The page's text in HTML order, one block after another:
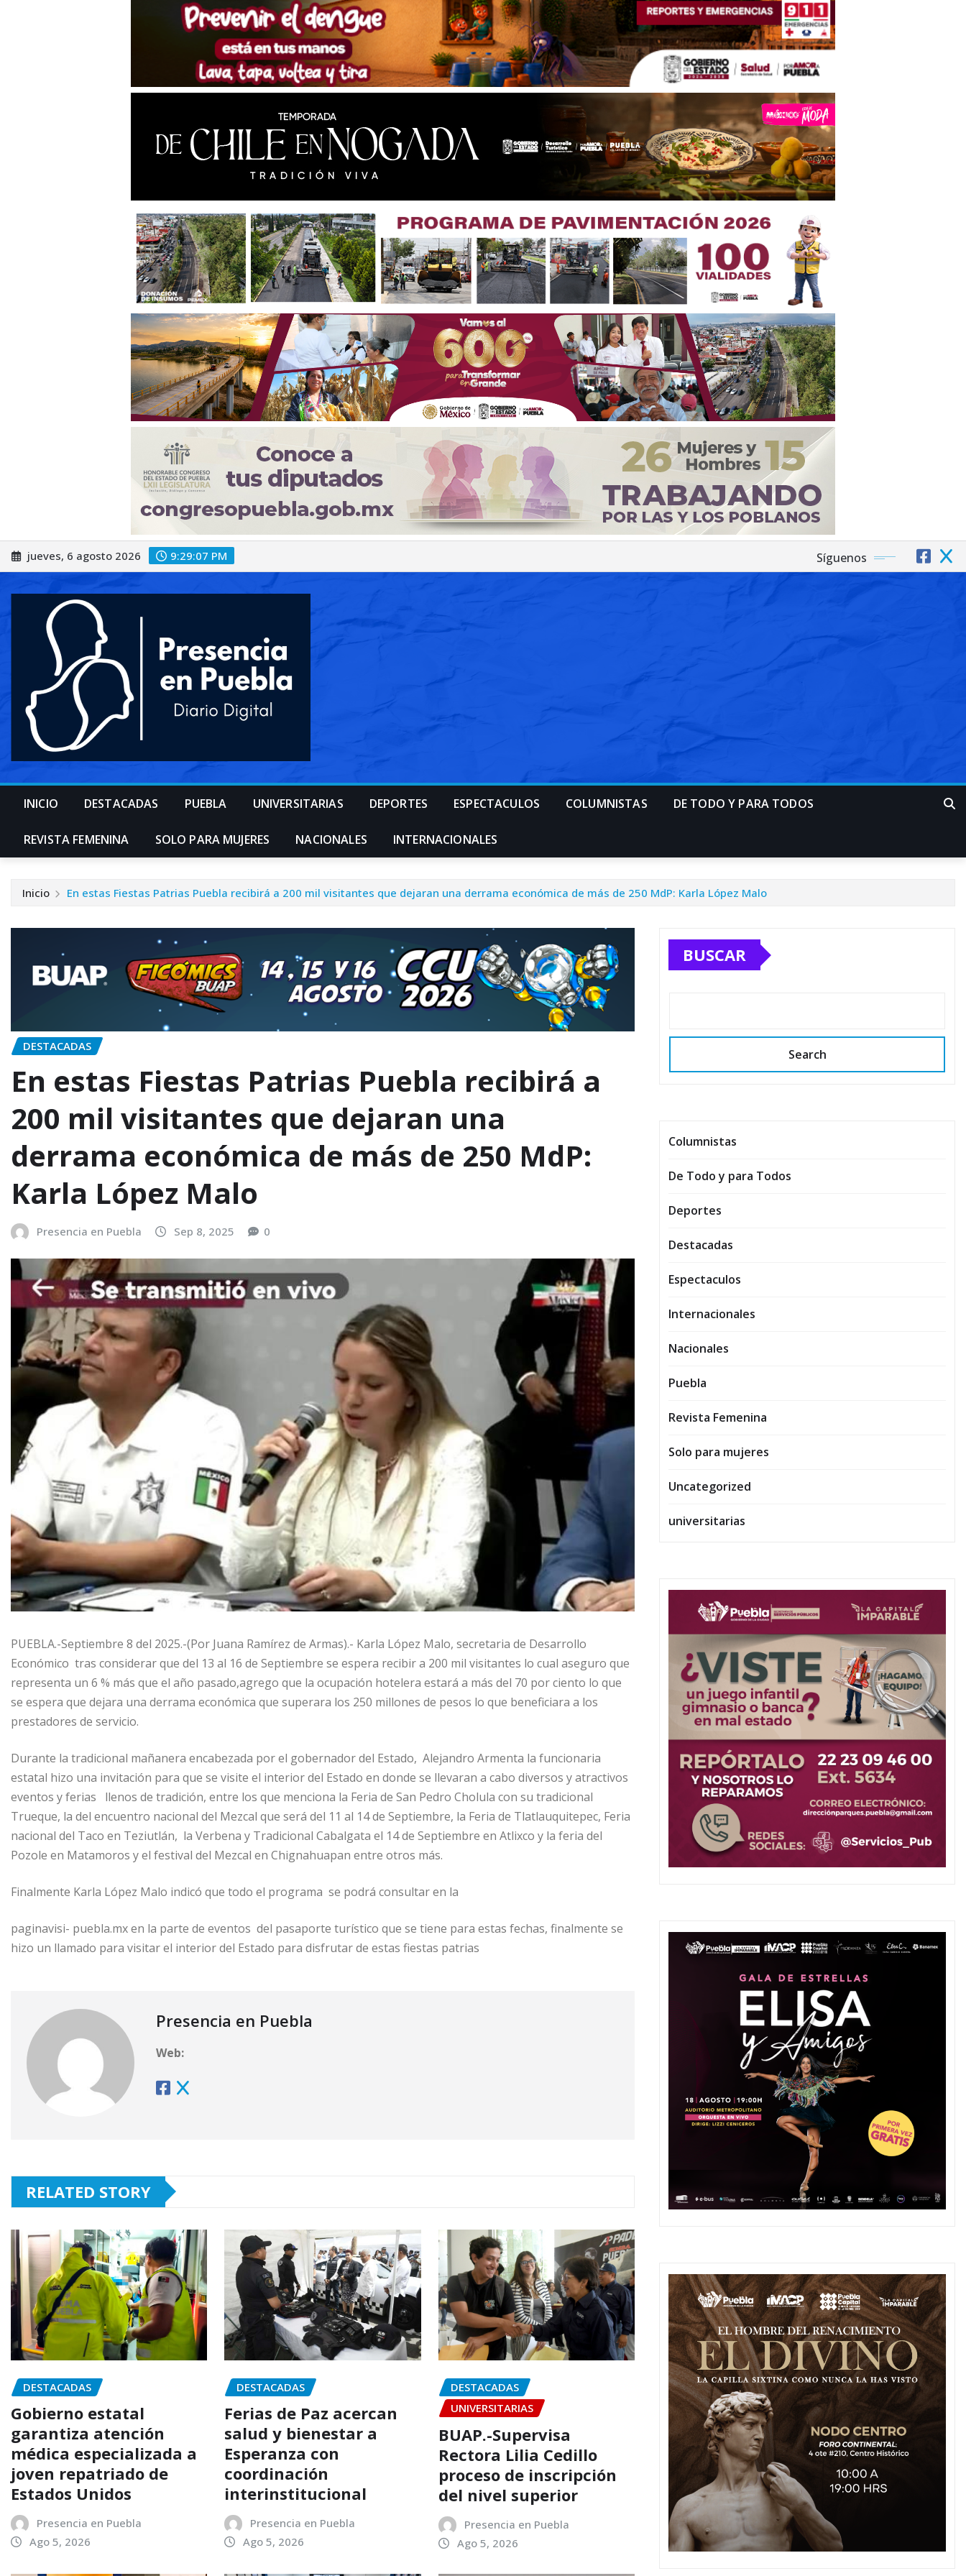
Saltar
al
jueves, 6 agosto 2026 9:29:09 PM Síguenos
INICIO DESTACADAS PUEBLA UNIVERSITARIAS DEPORTES ESPECTACULOS COLUMNISTAS DE TODO Y PARA TODOS
REVISTA FEMENINA SOLO PARA MUJERES NACIONALES INTERNACIONALES
Inicio En estas Fiestas Patrias Puebla recibirá a 200 mil visitantes que dejaran una derrama económica de más de 250 MdP: Karla López Malo
DESTACADAS
En estas Fiestas Patrias Puebla recibirá a
200 mil visitantes que dejaran una
derrama económica de más de 250 MdP:
Karla López Malo
Presencia en Puebla Sep 8, 2025 0
PUEBLA.-Septiembre 8 del 2025.-(Por Juana Ramírez de Armas).- Karla López Malo, secretaria de Desarrollo
Económico tras considerar que del 13 al 16 de Septiembre se espera recibir a 200 mil visitantes lo cual aseguro que
representa un 6 % más que el año pasado,agrego que la ocupación hotelera estará a más del 70 por ciento lo que
se espera que dejara una derrama económica que superara los 250 millones de pesos lo que beneficiara a los
prestadores de servicio.
Durante la tradicional mañanera encabezada por el gobernador del Estado, Alejandro Armenta la funcionaria
estatal hizo una invitación para que se visite el interior del Estado en donde se llevaran a cabo diversos y atractivos
eventos y ferias llenos de tradición, entre los que menciona la Feria de San Pedro Cholula con su tradicional
Trueque, la del encuentro nacional del Mezcal que será del 11 al 14 de Septiembre, la Feria de Tlatlauquitepec, Feria
nacional del Taco en Teziutlán, la Verbena y Tradicional Cabalgata el 14 de Septiembre en Atlixco y la feria del
Pozole en Matamoros y el festival del Mezcal en Chignahuapan entre otros más.
Finalmente Karla López Malo indicó que todo el programa se podrá consultar en la
paginavisi- puebla.mx en la parte de eventos del pasaporte turístico que se tiene para estas fechas, finalmente se
hizo un llamado para visitar el interior del Estado para disfrutar de estas fiestas patrias
Presencia en Puebla
Web:
RELATED STORY
DESTACADAS
Gobierno estatal
garantiza atención
médica especializada a
joven repatriado de
Estados Unidos
Presencia en Puebla
Ago 5, 2026
DESTACADAS
Ferias de Paz acercan
salud y bienestar a
Esperanza con
coordinación
interinstitucional
Presencia en Puebla
Ago 5, 2026
DESTACADAS
UNIVERSITARIAS
BUAP.-Supervisa
Rectora Lilia Cedillo
proceso de inscripción
del nivel superior
Presencia en Puebla
Ago 5, 2026
BUSCAR
Search
Columnistas
De Todo y para Todos
Deportes
Destacadas
Espectaculos
Internacionales
Nacionales
Puebla
Revista Femenina
Solo para mujeres
Uncategorized
universitarias